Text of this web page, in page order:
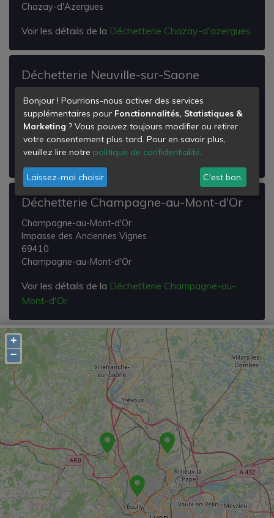
Chazay-d'Azergues
Voir les détails de la Déchetterie Chazay-d'azergues
Déchetterie Neuville-sur-Saone
Neuville-sur-Saone
Avenue des Freres Lumiere
69250
Neuville-sur-Saône
Voir les détails de laDéchetterie Neuville-sur-Saone
Déchetterie Champagne-au-Mont-d'Or
Champagne-au-Mont-d'Or
Impasse des Anciennes Vignes
69410
Champagne-au-Mont-d'Or
Voir les détails de la Déchetterie Champagne-au-
Mont-d'Or
+
−
Bonjour ! Pourrions-nous activer des services
supplémentaires pour Fonctionnalités, Statistiques &
Marketing ? Vous pouvez toujours modifier ou retirer
votre consentement plus tard. Pour en savoir plus,
veuillez lire notre politique de confidentialité.
Laissez-moi choisir C'est bon.